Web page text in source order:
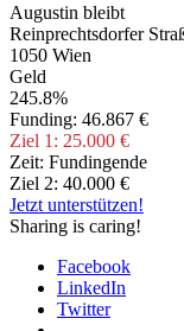
Augustin bleibt
Reinprechtsdorfer
1050 Wien
Geld
245.8%
Funding: 46.867 €
Ziel 1: 25.000 €
Zeit: Fundingende
Ziel 2: 40.000 €
Jetzt unterstützen!
Sharing is caring!
Facebook
LinkedIn
Twitter